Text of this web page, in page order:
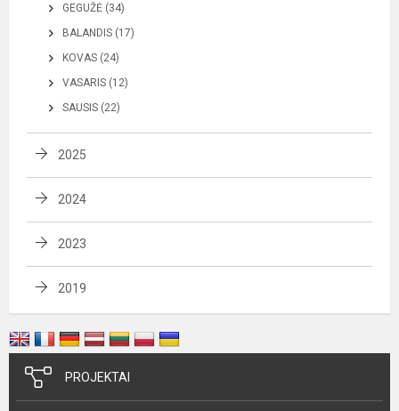
GEGUŽĖ (34)
BALANDIS (17)
KOVAS (24)
VASARIS (12)
SAUSIS (22)
2025
2024
2023
2019
PROJEKTAI